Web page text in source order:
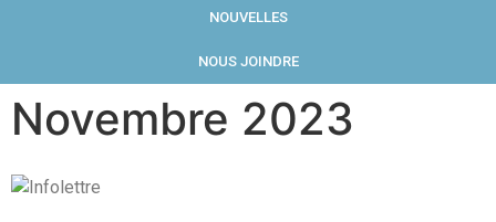
NOUVELLES
NOUS JOINDRE
Novembre 2023